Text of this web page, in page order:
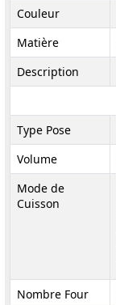
Couleur
Matière
Description
Type Pose
Volume
Mode de
Cuisson
Nombre Four